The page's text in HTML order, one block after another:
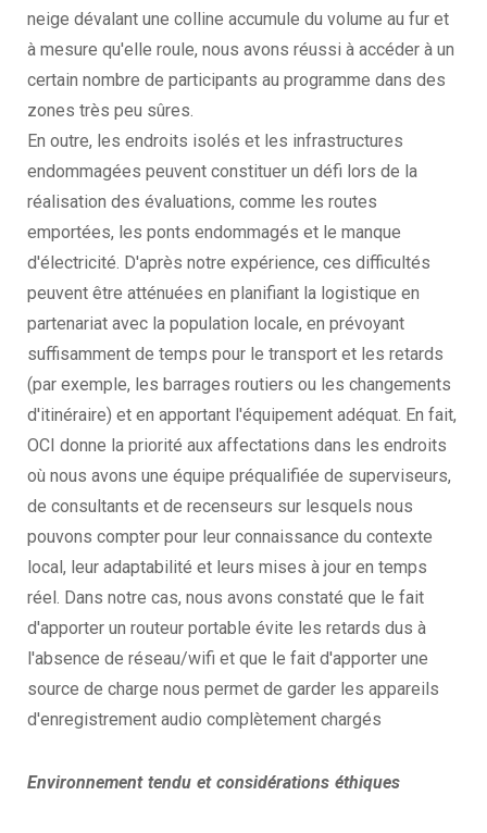
neige dévalant une colline accumule du volume au fur et
à mesure qu'elle roule, nous avons réussi à accéder à un
certain nombre de participants au programme dans des
zones très peu sûres.
En outre, les endroits isolés et les infrastructures
endommagées peuvent constituer un défi lors de la
réalisation des évaluations, comme les routes
emportées, les ponts endommagés et le manque
d'électricité. D'après notre expérience, ces difficultés
peuvent être atténuées en planifiant la logistique en
partenariat avec la population locale, en prévoyant
suffisamment de temps pour le transport et les retards
(par exemple, les barrages routiers ou les changements
d'itinéraire) et en apportant l'équipement adéquat. En fait,
OCI donne la priorité aux affectations dans les endroits
où nous avons une équipe préqualifiée de superviseurs,
de consultants et de recenseurs sur lesquels nous
pouvons compter pour leur connaissance du contexte
local, leur adaptabilité et leurs mises à jour en temps
réel. Dans notre cas, nous avons constaté que le fait
d'apporter un routeur portable évite les retards dus à
l'absence de réseau/wifi et que le fait d'apporter une
source de charge nous permet de garder les appareils
d'enregistrement audio complètement chargés
Environnement tendu et considérations éthiques